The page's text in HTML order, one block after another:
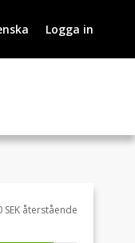
Logga in
SEK återstående